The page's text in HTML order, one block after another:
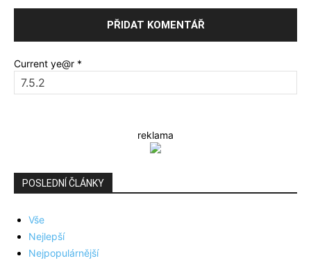
Current ye@r *
reklama
POSLEDNÍ ČLÁNKY
Vše
Nejlepší
Nejpopulárnější